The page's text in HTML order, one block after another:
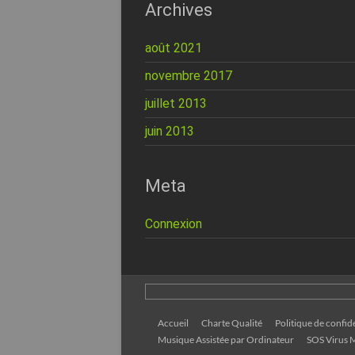
Archives
août 2021
novembre 2017
juillet 2013
juin 2013
Meta
Connexion
Accueil Charte Qualité Politique de
Musique Assistée par Ordinateur
SOS Virus